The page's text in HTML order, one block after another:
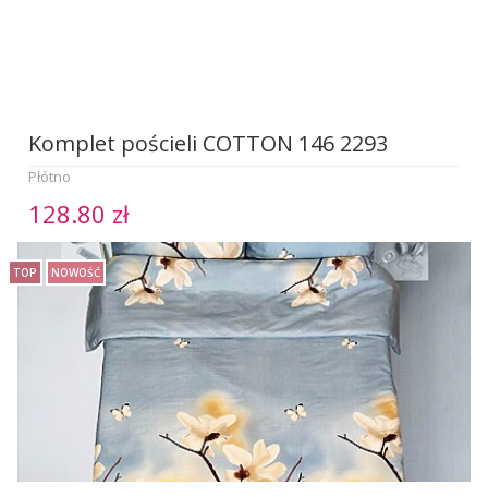
Komplet pościeli COTTON 146 2293
Płótno
128.80 zł
TOP NOWOŚĆ